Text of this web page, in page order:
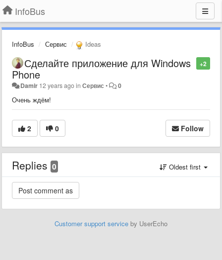
InfoBus
InfoBus Сервис Ideas
+2
Сделайте приложение для Windows
Phone
Damir 12 years agoinСервис • 0
Очень ждём!
2 0 Follow
Replies 0 Oldest first
Customer support service by UserEcho